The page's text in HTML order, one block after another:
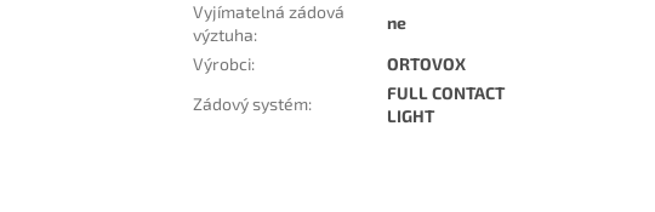
Vyjímatelná zádová
výztuha:
ne
Výrobci:
ORTOVOX
Zádový systém:
FULL CONTACT
LIGHT